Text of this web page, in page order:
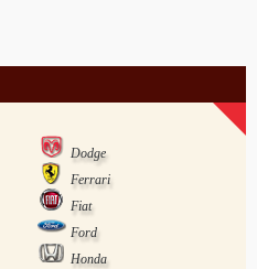
Dodge
Ferrari
Fiat
Ford
Honda